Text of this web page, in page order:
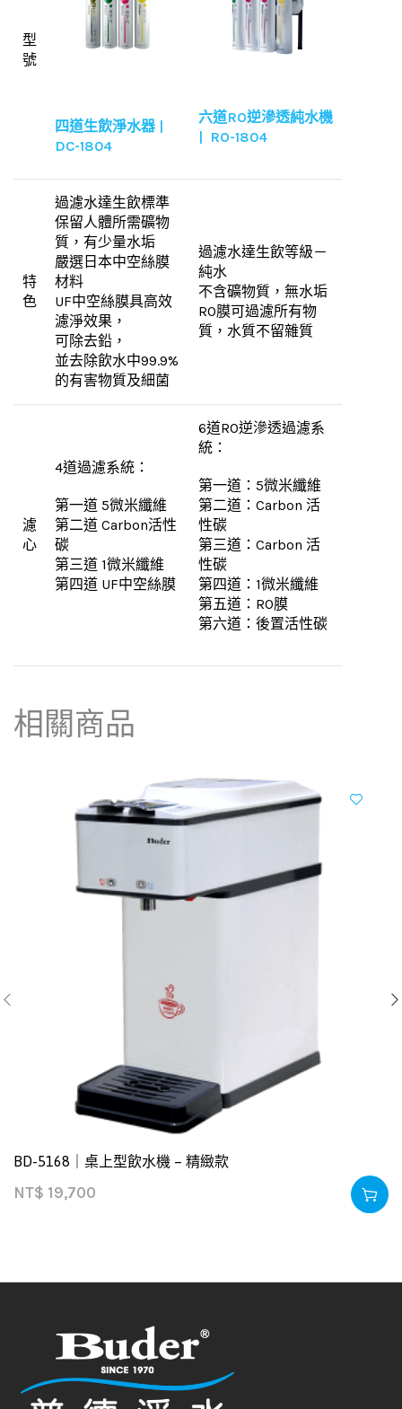
型
號
四道生飲淨水器 |
DC-1804
六道RO逆滲透純水機
| RO-1804
特
色
過濾水達生飲標準
保留人體所需礦物
質，有少量水垢
嚴選日本中空絲膜
材料
UF中空絲膜具高效
濾淨效果，
可除去鉛，
並去除飲水中99.9%
的有害物質及細菌
過濾水達生飲等級－
純水
不含礦物質，無水垢
RO膜可過濾所有物
質，水質不留雜質
濾
心
4道過濾系統：
第一道 5微米纖維
第二道 Carbon活性
碳
第三道 1微米纖維
第四道 UF中空絲膜
6道RO逆滲透過濾系
統：
第一道：5微米纖維
第二道：Carbon 活
性碳
第三道：Carbon 活
性碳
第四道：1微米纖維
第五道：RO膜
第六道：後置活性碳
相關商品
BD-5168｜桌上型飲水機 – 精緻款
NT$ 19,700